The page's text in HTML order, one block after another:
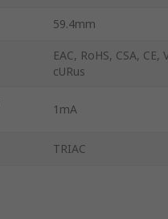
59.4mm
EAC, RoHS, CSA, CE,
cURus
1mA
TRIAC